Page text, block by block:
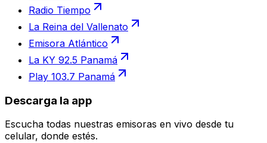
Radio Tiempo
La Reina del Vallenato
Emisora Atlántico
La KY 92.5 Panamá
Play 103.7 Panamá
Descarga la app
Escucha todas nuestras emisoras en vivo desde tu
celular, donde estés.